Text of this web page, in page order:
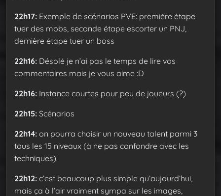
22h17: Exemple de scénarios PVE: première étape
tuer des mobs, seconde étape escorter un PNJ,
dernière étape tuer un boss
22h16: Désolé je n’ai pas le temps de lire vos
commentaires mais je vous aime :D
22h16: Instance courtes pour peu de joueurs (?)
22h15: Scénarios
22h14: on pourra choisir un nouveau talent parmi 3
tous les 15 niveaux (à ne pas confondre avec les
techniques).
22h12: c’est beaucoup plus simple qu’aujourd’hui,
mais ça à l’air vraiment sympa sur les images,